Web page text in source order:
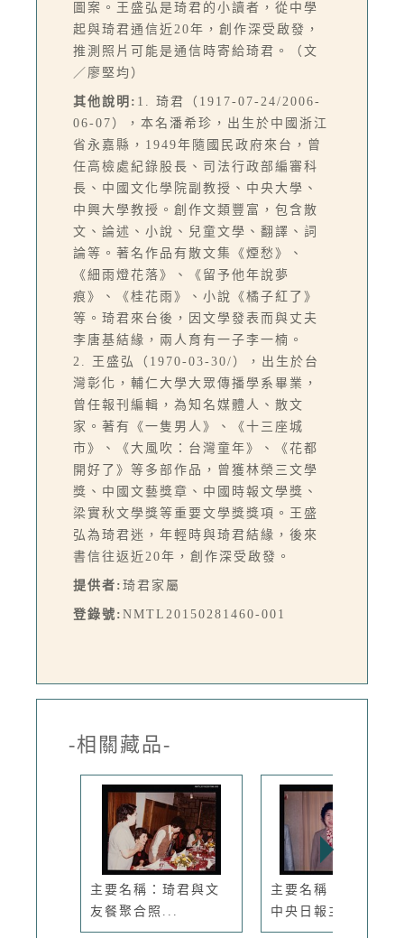
圖案。王盛弘是琦君的小讀者，從中學
起與琦君通信近20年，創作深受啟發，
推測照片可能是通信時寄給琦君。（文
／廖堅均）
其他說明: 1. 琦君（1917-07-24/2006-
06-07），本名潘希珍，出生於中國浙江
省永嘉縣，1949年隨國民政府來台，曾
任高檢處紀錄股長、司法行政部編審科
長、中國文化學院副教授、中央大學、
中興大學教授。創作文類豐富，包含散
文、論述、小說、兒童文學、翻譯、詞
論等。著名作品有散文集《煙愁》、
《細雨燈花落》、《留予他年說夢
痕》、《桂花雨》、小說《橘子紅了》
等。琦君來台後，因文學發表而與丈夫
李唐基結緣，兩人育有一子李一楠。
2. 王盛弘（1970-03-30/），出生於台
灣彰化，輔仁大學大眾傳播學系畢業，
曾任報刊編輯，為知名媒體人、散文
家。著有《一隻男人》、《十三座城
市》、《大風吹：台灣童年》、《花都
開好了》等多部作品，曾獲林榮三文學
獎、中國文藝獎章、中國時報文學獎、
梁實秋文學獎等重要文學獎獎項。王盛
弘為琦君迷，年輕時與琦君結緣，後來
書信往返近20年，創作深受啟發。
提供者: 琦君家屬
登錄號: NMTL20150281460-001
-相關藏品-
主要名稱：琦君與文
友餐聚合照...
主要名稱：琦君出席
中央日報主...